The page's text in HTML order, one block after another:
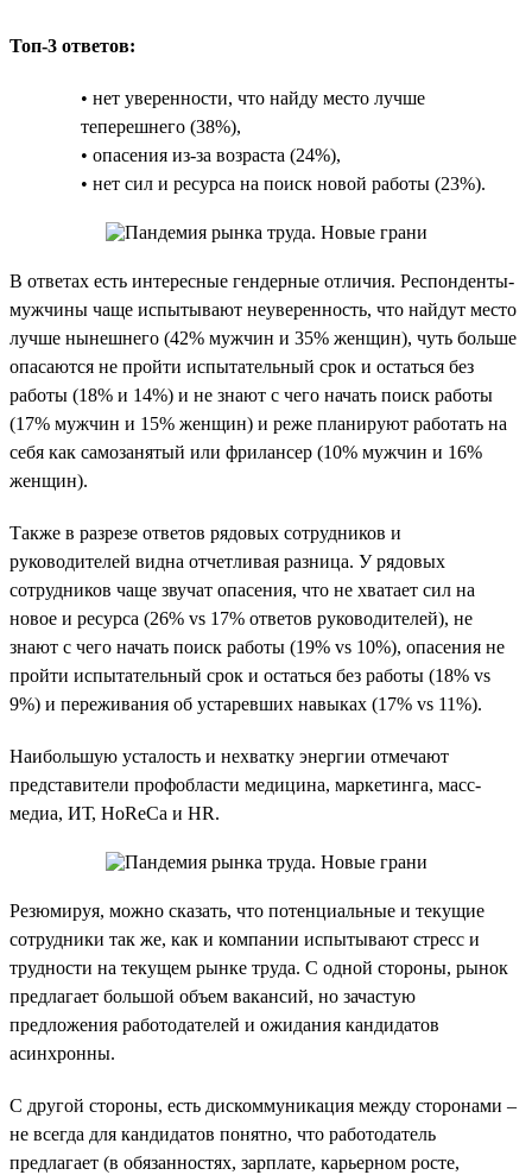
Топ-3 ответов:
• нет уверенности, что найду место лучше
теперешнего (38%),
• опасения из-за возраста (24%),
• нет сил и ресурса на поиск новой работы (23%).
В ответах есть интересные гендерные отличия. Респонденты-
мужчины чаще испытывают неуверенность, что найдут место
лучше нынешнего (42% мужчин и 35% женщин), чуть больше
опасаются не пройти испытательный срок и остаться без
работы (18% и 14%) и не знают с чего начать поиск работы
(17% мужчин и 15% женщин) и реже планируют работать на
себя как самозанятый или фрилансер (10% мужчин и 16%
женщин).
Также в разрезе ответов рядовых сотрудников и
руководителей видна отчетливая разница. У рядовых
сотрудников чаще звучат опасения, что не хватает сил на
новое и ресурса (26% vs 17% ответов руководителей), не
знают с чего начать поиск работы (19% vs 10%), опасения не
пройти испытательный срок и остаться без работы (18% vs
9%) и переживания об устаревших навыках (17% vs 11%).
Наибольшую усталость и нехватку энергии отмечают
представители профобласти медицина, маркетинга, масс-
медиа, ИТ, HoReCa и HR.
Резюмируя, можно сказать, что потенциальные и текущие
сотрудники так же, как и компании испытывают стресс и
трудности на текущем рынке труда. С одной стороны, рынок
предлагает большой объем вакансий, но зачастую
предложения работодателей и ожидания кандидатов
асинхронны.
С другой стороны, есть дискоммуникация между сторонами –
не всегда для кандидатов понятно, что работодатель
предлагает (в обязанностях, зарплате, карьерном росте,